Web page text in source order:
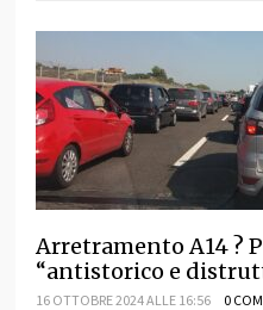
Arretramento A14 ?
“antistorico e
16 OTTOBRE 2024 ALLE 16:56 0